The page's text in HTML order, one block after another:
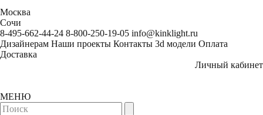
Москва
Сочи
8-495-662-44-24 8-800-250-19-05 info@kinklight.ru
Дизайнерам Наши проекты Контакты 3d модели Оплата
Доставка
Личный кабинет
МЕНЮ